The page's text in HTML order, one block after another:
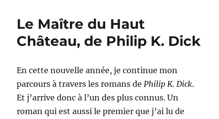
Le Maître du Haut
Château, de Philip K. Dick
En cette nouvelle année, je continue mon
parcours à travers les romans dePhilip K. Dick.
Et j’arrive donc à l’un des plus connus. Un
roman qui est aussi le premier que j’ai lu de